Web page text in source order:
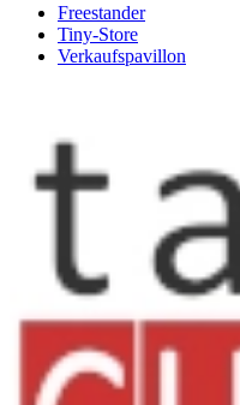
Freestander
Tiny-Store
Verkaufspavillon